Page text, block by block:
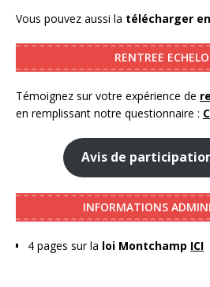
Vous pouvez aussi la télécharger
RENTREE
Témoignez sur votre expérience de
en remplissant notre questionnaire :
Avis de
INFORMATIONS
4 pages sur la loi Montchamp ICI